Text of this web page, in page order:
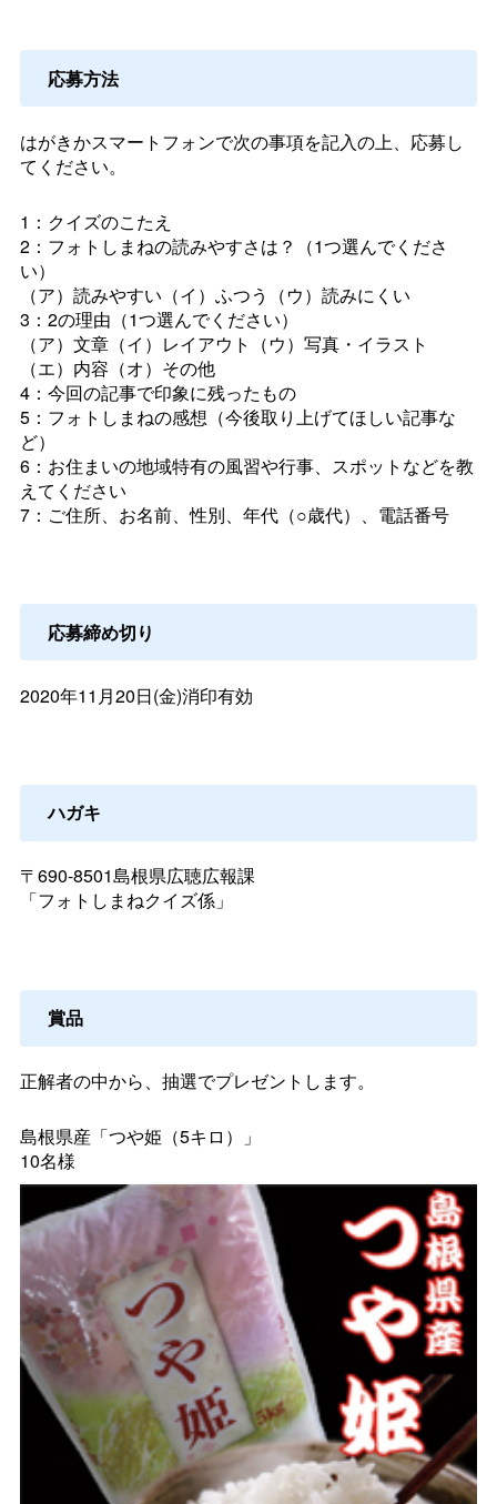
応募方法
はがきかスマートフォンで次の事項を記入の上、応募し
てください。
1：クイズのこたえ
2：フォトしまねの読みやすさは？（1つ選んでくださ
い）
（ア）読みやすい（イ）ふつう（ウ）読みにくい
3：2の理由（1つ選んでください）
（ア）文章（イ）レイアウト（ウ）写真・イラスト
（エ）内容（オ）その他
4：今回の記事で印象に残ったもの
5：フォトしまねの感想（今後取り上げてほしい記事な
ど）
6：お住まいの地域特有の風習や行事、スポットなどを教
えてください
7：ご住所、お名前、性別、年代（○歳代）、電話番号
応募締め切り
2020年11月20日(金)消印有効
ハガキ
〒690-8501島根県広聴広報課
「フォトしまねクイズ係」
賞品
正解者の中から、抽選でプレゼントします。
島根県産「つや姫（5キロ）」
10名様